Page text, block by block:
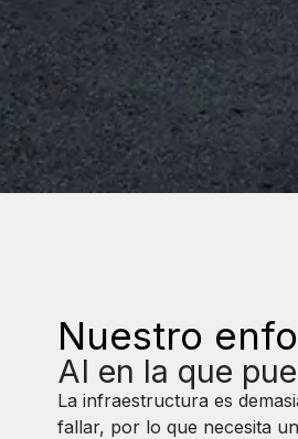
Nuestro
AI en la que
La infraestructura es
fallar, por lo que necesita